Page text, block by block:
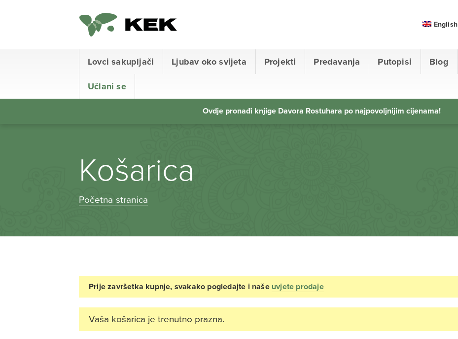
Lovci sakupljači Ljubav oko svijeta Projekti Predavanja Putopisi Blog
Učlani se
English
Ovdje pronađi knjige Davora Rostuhara po najpovoljnijim cijenama!
Košarica
Početna stranica
Prije završetka kupnje, svakako pogledajte i naše uvjete prodaje
Vaša košarica je trenutno prazna.